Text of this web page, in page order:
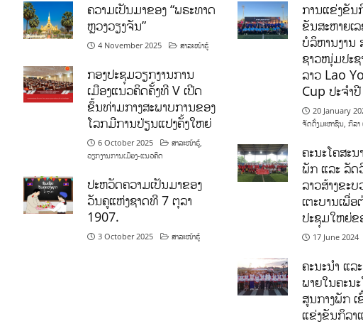
ຄວາມເປັນມາຂອງ “ພຣະທາດ
ຫຼວງວຽງຈັນ”
4 November 2025 ສາລະໜ້າຮູ້
ກອງປະຊຸມວຽກງານການ
ເມືອງແນວຄິດຄັ້ງທີ V ເປີດ
ຂຶ້ນທ່າມກາງສະພາບການຂອງ
ໂລກມີການປ່ຽນແປງຄັ້ງໃຫຍ່
6 October 2025 ສາລະໜ້າຮູ້,
ວຽກງານການເມືອງ-ແນວຄິດ
ປະຫວັດຄວາມເປັນມາຂອງ
ວັນຄູແຫ່ງຊາດທີ 7 ຕຸລາ
1907.
3 October 2025 ສາລະໜ້າຮູ້
ການແຂ່ງຂັນ
ຂັນສະຫາຍເ
ບໍລິຫານງານ
ຊາວໜຸ່ມປະຊ
ລາວ Lao
Cup ປະຈຳ
20 January
ຈັດຕັ້ງມະຫາຊົນ, ກິລາ
ຄະນະໂຄສະ
ພັກ ແລະ ລັດ
ລາວສ້າງຂະ
ເຕະບານເພື່
ປະຊຸມໃຫຍ່ຂ
17 June 2024
ຄະນະນຳ ແລ
ພາຍໃນຄະນ
ສູນກາງພັກ ເ
ແຂ່ງຂັນກິລາ